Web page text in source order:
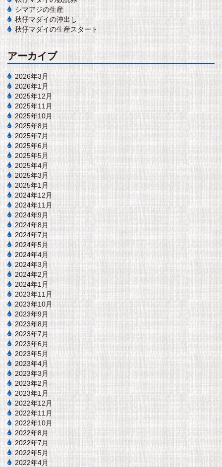
シマアジの生産
秋仔マダイの沖出し
秋仔マダイの生産スタート
アーカイブ
2026年3月
2026年1月
2025年12月
2025年11月
2025年10月
2025年8月
2025年7月
2025年6月
2025年5月
2025年4月
2025年3月
2025年1月
2024年12月
2024年11月
2024年9月
2024年8月
2024年7月
2024年5月
2024年4月
2024年3月
2024年2月
2024年1月
2023年11月
2023年10月
2023年9月
2023年8月
2023年7月
2023年6月
2023年5月
2023年4月
2023年3月
2023年2月
2023年1月
2022年12月
2022年11月
2022年10月
2022年8月
2022年7月
2022年5月
2022年4月